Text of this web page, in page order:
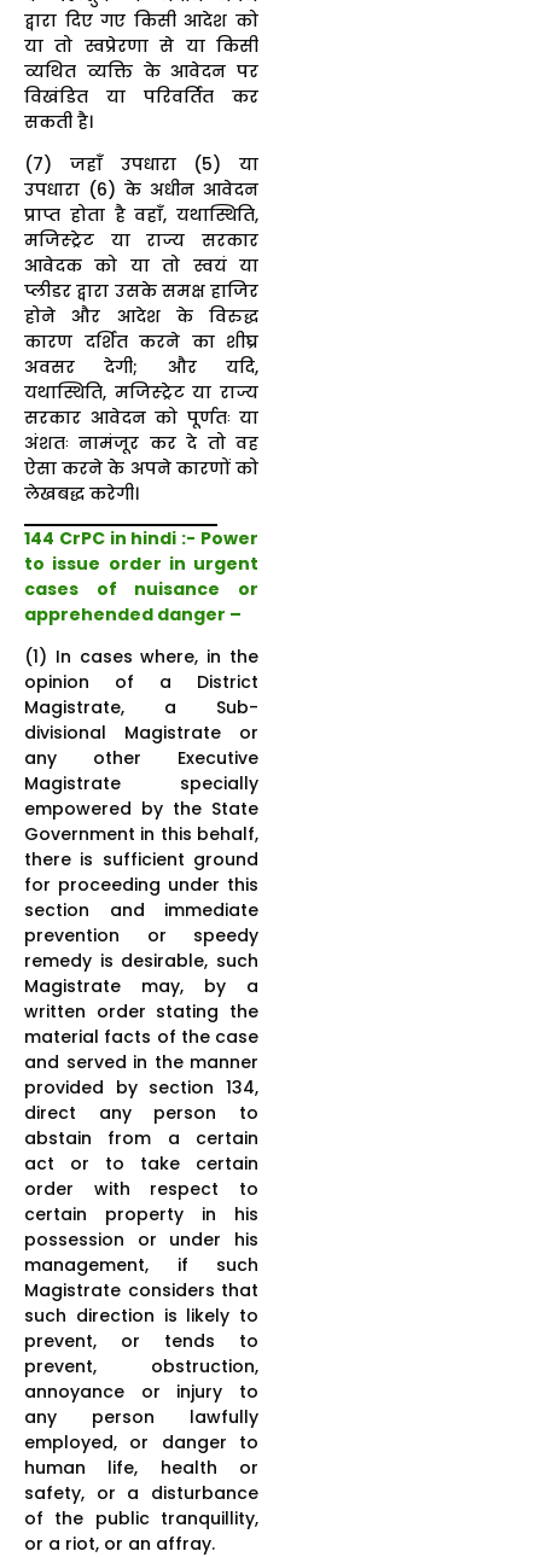
द्वारा दिए गए किसी आदेश को
या तो स्वप्रेरणा से या किसी
व्यथित व्यक्ति के आवेदन पर
विखंडित या परिवर्तित कर
सकती है।
(7) जहाँ उपधारा (5) या
उपधारा (6) के अधीन आवेदन
प्राप्त होता है वहाँ, यथास्थिति,
मजिस्ट्रेट या राज्य सरकार
आवेदक को या तो स्वयं या
प्लीडर द्वारा उसके समक्ष हाजिर
होने और आदेश के विरुद्ध
कारण दर्शित करने का शीघ्र
अवसर देगी; और यदि,
यथास्थिति, मजिस्ट्रेट या राज्य
सरकार आवेदन को पूर्णतः या
अंशतः नामंजूर कर दे तो वह
ऐसा करने के अपने कारणों को
लेखबद्ध करेगी।
144 CrPC in hindi :- Power
to issue order in urgent
cases of nuisance or
apprehended danger –
(1) In cases where, in the
opinion of a District
Magistrate, a Sub-
divisional Magistrate or
any other Executive
Magistrate specially
empowered by the State
Government in this behalf,
there is sufficient ground
for proceeding under this
section and immediate
prevention or speedy
remedy is desirable, such
Magistrate may, by a
written order stating the
material facts of the case
and served in the manner
provided by section 134,
direct any person to
abstain from a certain
act or to take certain
order with respect to
certain property in his
possession or under his
management, if such
Magistrate considers that
such direction is likely to
prevent, or tends to
prevent, obstruction,
annoyance or injury to
any person lawfully
employed, or danger to
human life, health or
safety, or a disturbance
of the public tranquillity,
or a riot, or an affray.